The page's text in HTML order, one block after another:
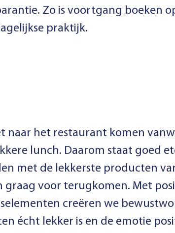
Zo is voortgang boeken
praktijk.
naar het restaurant komen
lunch. Daarom staat goed
met de lekkerste producten
graag voor terugkomen. Met
creëren we
écht lekker is en de emotie